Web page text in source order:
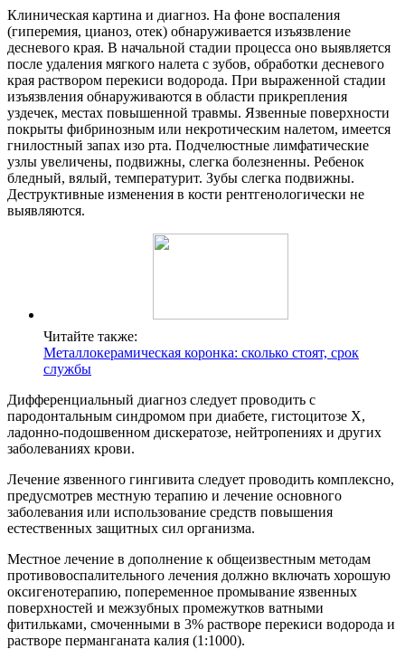
Клиническая картина и диагноз. На фоне воспаления
(гиперемия, цианоз, отек) обнаруживается изъязвление
десневого края. В начальной стадии процесса оно выявляется
после удаления мягкого налета с зубов, обработки десневого
края раствором перекиси водорода. При выраженной стадии
изъязвления обнаруживаются в области прикрепления
уздечек, местах повышенной травмы. Язвенные поверхности
покрыты фибринозным или некротическим налетом, имеется
гнилостный запах изо рта. Подчелюстные лимфатические
узлы увеличены, подвижны, слегка болезненны. Ребенок
бледный, вялый, температурит. Зубы слегка подвижны.
Деструктивные изменения в кости рентгенологически не
выявляются.
Читайте также:
Металлокерамическая коронка: сколько стоят, срок
службы
Дифференциальный диагноз следует проводить с
пародонтальным синдромом при диабете, гистоцитозе X,
ладонно-подошвенном дискератозе, нейтропениях и других
заболеваниях крови.
Лечение язвенного гингивита следует проводить комплексно,
предусмотрев местную терапию и лечение основного
заболевания или использование средств повышения
естественных защитных сил организма.
Местное лечение в дополнение к общеизвестным методам
противовоспалительного лечения должно включать хорошую
оксигенотерапию, попеременное промывание язвенных
поверхностей и межзубных промежутков ватными
фитильками, смоченными в 3% растворе перекиси водорода и
растворе перманганата калия (1:1000).